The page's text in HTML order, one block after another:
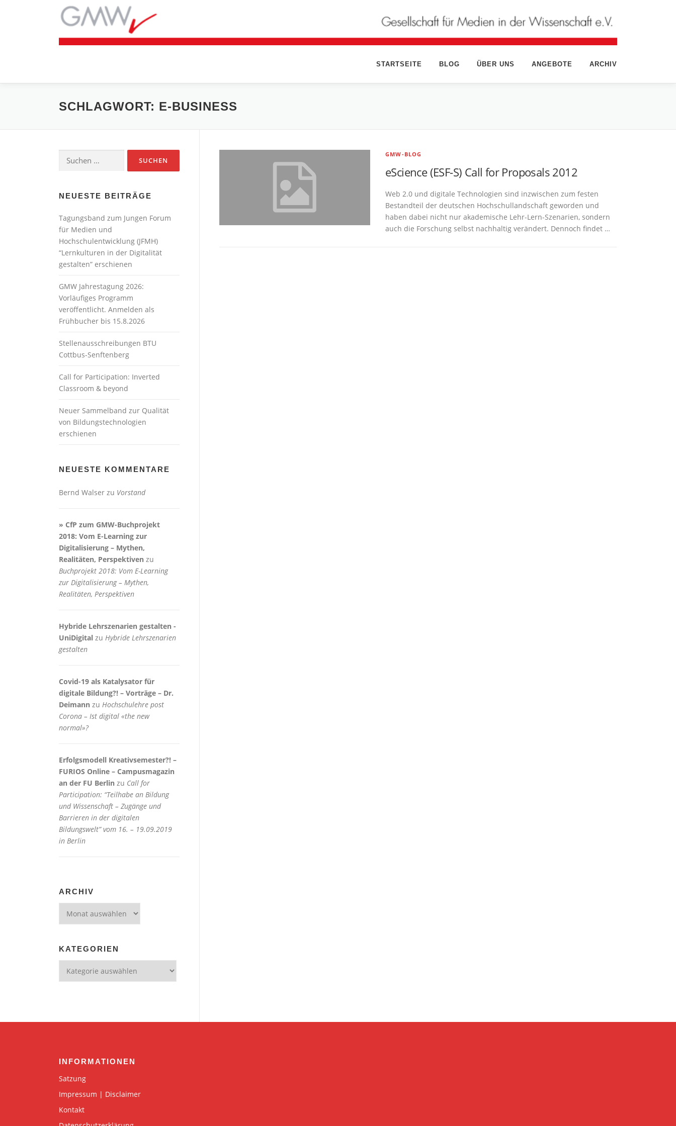
STARTSEITE BLOG ÜBER UNS ANGEBOTE ARCHIV
SCHLAGWORT: E-BUSINESS
GMW-BLOG
eScience (ESF-­S) Call for Proposals 2012
Web 2.0 und digitale Technologien sind inzwischen zum festen
Bestandteil der deutschen Hochschullandschaft geworden und
haben dabei nicht nur akademische Lehr-Lern-Szenarien, sondern
auch die Forschung selbst nachhaltig verändert. Dennoch findet …
nach:
NEUESTE BEITRÄGE
Tagungsband zum Jungen Forum
für Medien und
Hochschulentwicklung (JFMH)
“Lernkulturen in der Digitalität
gestalten” erschienen
GMW Jahrestagung 2026:
Vorläufiges Programm
veröffentlicht. Anmelden als
Frühbucher bis 15.8.2026
Stellenausschreibungen BTU
Cottbus-Senftenberg
Call for Participation: Inverted
Classroom & beyond
Neuer Sammelband zur Qualität
von Bildungstechnologien
erschienen
NEUESTE KOMMENTARE
Bernd Walser zu Vorstand
» CfP zum GMW-Buchprojekt
2018: Vom E-Learning zur
Digitalisierung – Mythen,
Realitäten, Perspektiven zu
Buchprojekt 2018: Vom E-Learning
zur Digitalisierung – Mythen,
Realitäten, Perspektiven
Hybride Lehrszenarien gestalten -
UniDigital zu Hybride Lehrszenarien
gestalten
Covid-19 als Katalysator für
digitale Bildung?! – Vorträge – Dr.
Deimann zu Hochschulehre post
Corona – Ist digital «the new
normal»?
Erfolgsmodell Kreativsemester?! –
FURIOS Online – Campusmagazin
an der FU Berlin zu Call for
Participation: “Teilhabe an Bildung
und Wissenschaft – Zugänge und
Barrieren in der digitalen
Bildungswelt” vom 16. – 19.09.2019
in Berlin
ARCHIV
KATEGORIEN
INFORMATIONEN
Satzung
Impressum | Disclaimer
Kontakt